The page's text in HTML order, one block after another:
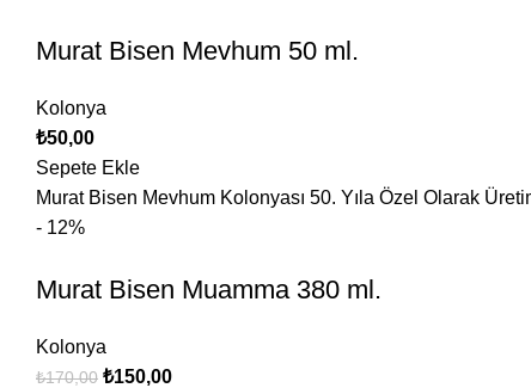
Murat Bisen Mevhum 50 ml.
Kolonya
₺50,00
Sepete Ekle
Murat Bisen Mevhum Kolonyası 50. Yıla Özel Olarak
- 12%
Murat Bisen Muamma 380 ml.
Kolonya
₺170,00 ₺150,00